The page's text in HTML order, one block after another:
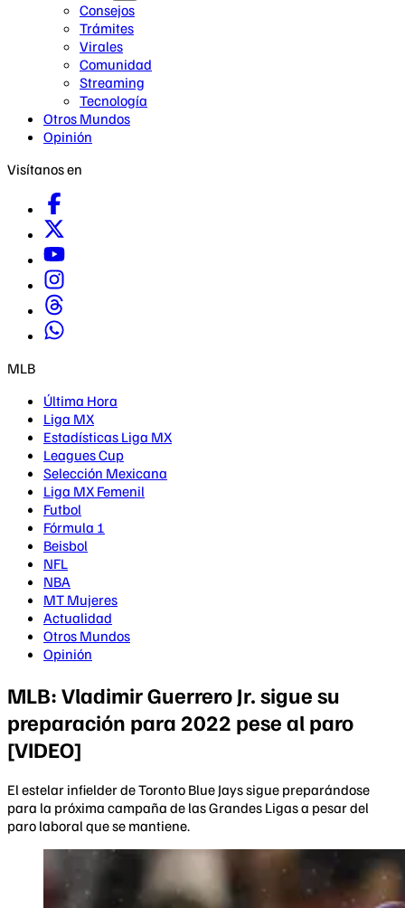
Consejos
Trámites
Virales
Comunidad
Streaming
Tecnología
Otros Mundos
Opinión
Visítanos en
MLB
Última Hora
Liga MX
Estadísticas Liga MX
Leagues Cup
Selección Mexicana
Liga MX Femenil
Futbol
Fórmula 1
Beisbol
NFL
NBA
MT Mujeres
Actualidad
Otros Mundos
Opinión
MLB: Vladimir Guerrero Jr. sigue su
preparación para 2022 pese al paro
[VIDEO]
El estelar infielder de Toronto Blue Jays sigue preparándose
para la próxima campaña de las Grandes Ligas a pesar del
paro laboral que se mantiene.